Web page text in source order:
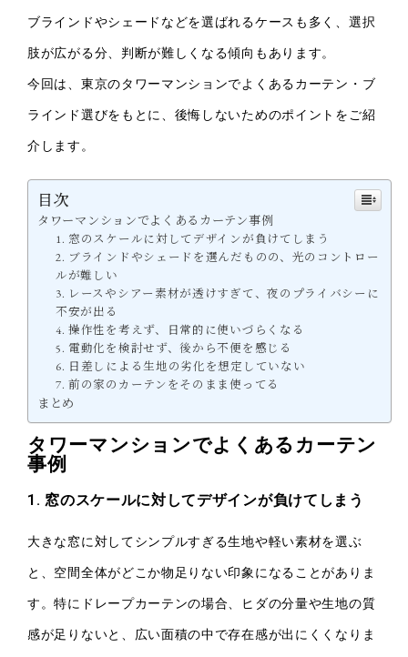
ブラインドやシェードなどを選ばれるケースも多く、選択
肢が広がる分、判断が難しくなる傾向もあります。
今回は、東京のタワーマンションでよくあるカーテン・ブ
ラインド選びをもとに、後悔しないためのポイントをご紹
介します。
目次
タワーマンションでよくあるカーテン事例
1. 窓のスケールに対してデザインが負けてしまう
2. ブラインドやシェードを選んだものの、光のコントロー
ルが難しい
3. レースやシアー素材が透けすぎて、夜のプライバシーに
不安が出る
4. 操作性を考えず、日常的に使いづらくなる
5. 電動化を検討せず、後から不便を感じる
6. 日差しによる生地の劣化を想定していない
7. 前の家のカーテンをそのまま使ってる
まとめ
タワーマンションでよくあるカーテン
事例
1. 窓のスケールに対してデザインが負けてしまう
大きな窓に対してシンプルすぎる生地や軽い素材を選ぶ
と、空間全体がどこか物足りない印象になることがありま
す。特にドレープカーテンの場合、ヒダの分量や生地の質
感が足りないと、広い面積の中で存在感が出にくくなりま